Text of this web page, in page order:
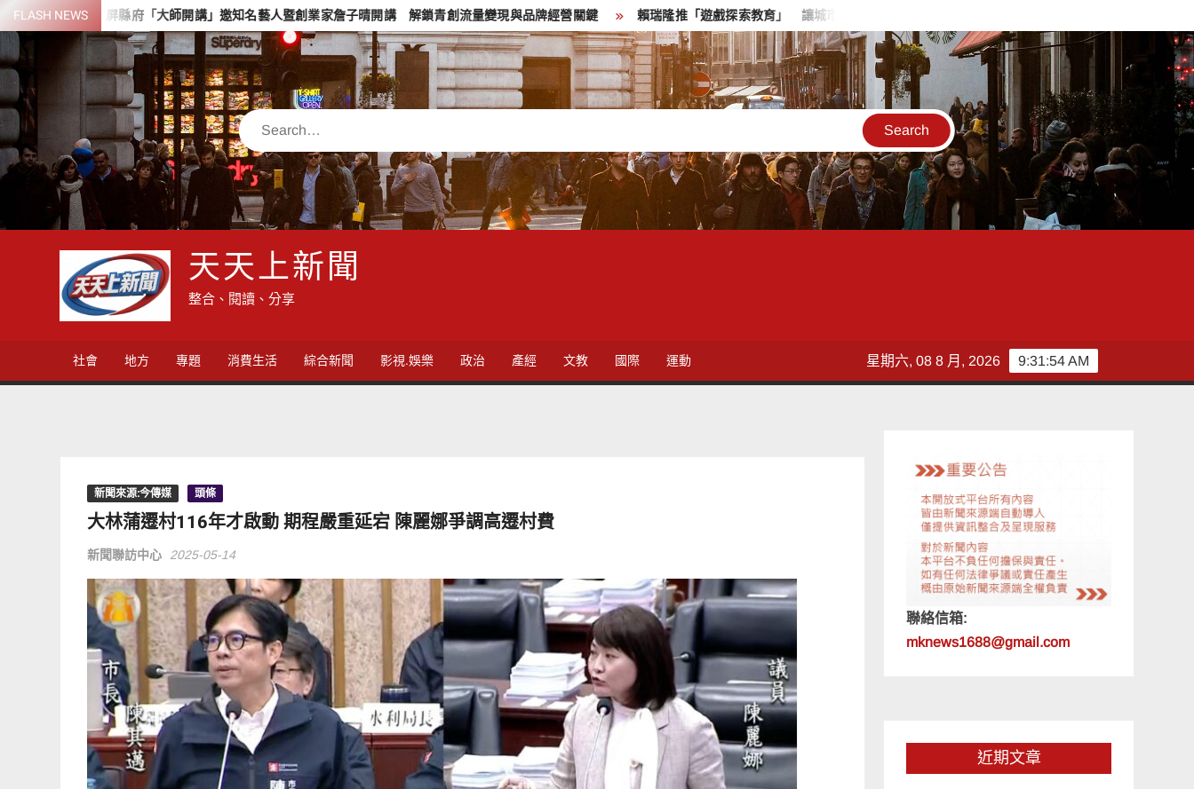
Skip
to
content
FLASH NEWS
屏縣府「大師開講」邀知名藝人暨創業家詹子晴開講 解鎖青創流量變現與品牌經營關鍵 賴瑞隆推「遊戲探索教育」 讓城市成為孩子的探索教室
Search
天天上新聞
整合、閱讀、分享
社會 地方 專題 消費生活 綜合新聞 影視.娛樂 政治 產經 文教 國際 運動 9:31:55 AM
星期六, 08 8 月, 2026
新聞來源:今傳媒 頭條
大林蒲遷村116年才啟動 期程嚴重延宕 陳麗娜爭調高遷村費
新聞聯訪中心 2025-05-14
聯絡信箱:
mknews1688@gmail.com
近期文章